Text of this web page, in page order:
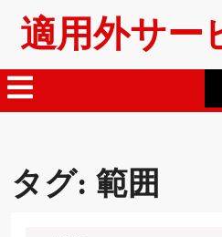
content適用外サー
Open
タグ: 範囲